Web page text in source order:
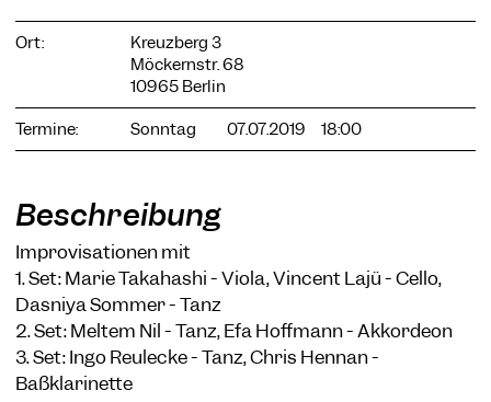
Ort:
Kreuzberg 3
Möckernstr. 68
10965 Berlin
Termine:
Sonntag 07.07.2019 18:00
Beschreibung
Improvisationen mit
1. Set: Marie Takahashi - Viola, Vincent Lajü - Cello,
Dasniya Sommer - Tanz
2. Set: Meltem Nil - Tanz, Efa Hoffmann - Akkordeon
3. Set: Ingo Reulecke - Tanz, Chris Hennan -
Baßklarinette
COOKIE-EINSTELLUNGEN
Wir verwenden Cookies und Inhalte externer Anbieter auf
unserer Website. Notwendige Cookies sind essenziell, damit
Sie die Website nutzen können. Andere Cookies helfen uns,
die Website weiterzuentwickeln. Sie können Ihre Einwilligung
möchten.
Notwendige Cookies
Externe Medien
Statistiken
Nur notwendige Alle akzeptieren Speichern